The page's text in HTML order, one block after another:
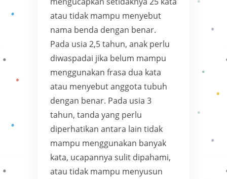
atau tidak mampu menyebut
nama benda dengan benar.
Pada usia 2,5 tahun, anak perlu
diwaspadai jika belum mampu
menggunakan frasa dua kata
atau menyebut anggota tubuh
dengan benar. Pada usia 3
tahun, tanda yang perlu
diperhatikan antara lain tidak
mampu menggunakan banyak
kata, ucapannya sulit dipahami,
atau tidak mampu menyusun